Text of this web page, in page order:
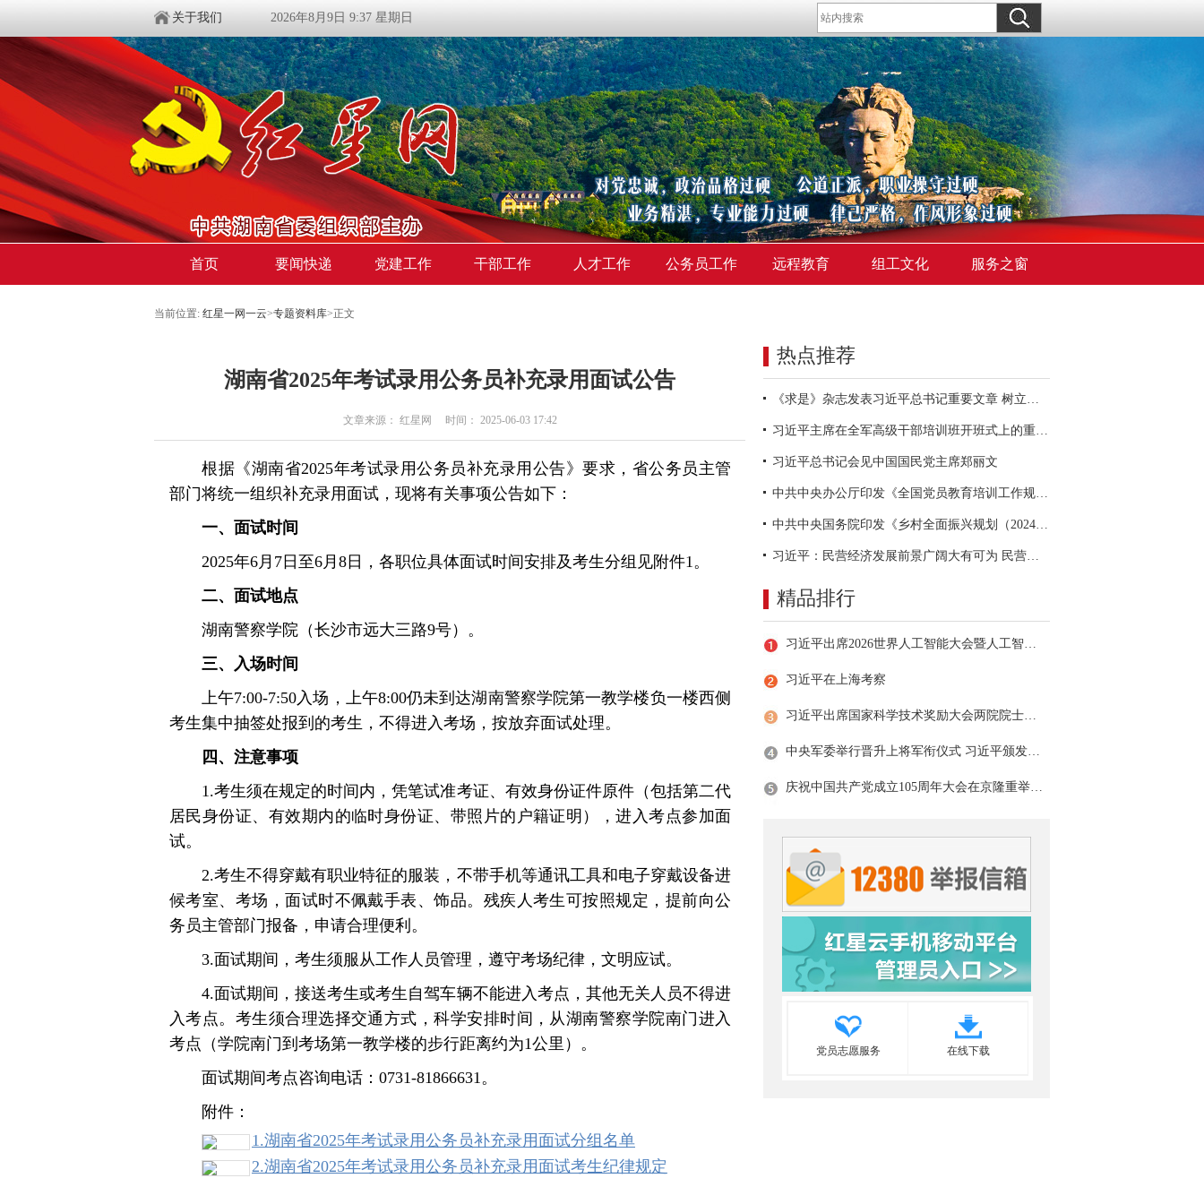
关于我们 2026年8月9日 9:37 星期日
首页 要闻快递 党建工作 干部工作 人才工作 公务员工作 远程教育 组工文化 服务之窗
当前位置: 红星一网一云>专题资料库>正文
湖南省2025年考试录用公务员补充录用面试公告
文章来源： 红星网 时间： 2025-06-03 17:42
根据《湖南省2025年考试录用公务员补充录用公告》要求，省公务员主管
部门将统一组织补充录用面试，现将有关事项公告如下：
一、面试时间
2025年6月7日至6月8日，各职位具体面试时间安排及考生分组见附件1。
二、面试地点
湖南警察学院（长沙市远大三路9号）。
三、入场时间
上午7:00-7:50入场，上午8:00仍未到达湖南警察学院第一教学楼负一楼西侧
考生集中抽签处报到的考生，不得进入考场，按放弃面试处理。
四、注意事项
1.考生须在规定的时间内，凭笔试准考证、有效身份证件原件（包括第二代
居民身份证、有效期内的临时身份证、带照片的户籍证明），进入考点参加面
试。
2.考生不得穿戴有职业特征的服装，不带手机等通讯工具和电子穿戴设备进
候考室、考场，面试时不佩戴手表、饰品。残疾人考生可按照规定，提前向公
务员主管部门报备，申请合理便利。
3.面试期间，考生须服从工作人员管理，遵守考场纪律，文明应试。
4.面试期间，接送考生或考生自驾车辆不能进入考点，其他无关人员不得进
入考点。考生须合理选择交通方式，科学安排时间，从湖南警察学院南门进入
考点（学院南门到考场第一教学楼的步行距离约为1公里）。
面试期间考点咨询电话：0731-81866631。
附件：
1.湖南省2025年考试录用公务员补充录用面试分组名单
2.湖南省2025年考试录用公务员补充录用面试考生纪律规定
热点推荐
《求是》杂志发表习近平总书记重要文章 树立和践行正确政绩观
习近平主席在全军高级干部培训班开班式上的重要讲话引领全军开展思想整风、深化政治整训
习近平总书记会见中国国民党主席郑丽文
中共中央办公厅印发《全国党员教育培训工作规划（2024－2028年）》
中共中央国务院印发《乡村全面振兴规划（2024—2027年）》
习近平：民营经济发展前景广阔大有可为 民营企业和民营企业家大显身手正当其时
精品排行
习近平出席2026世界人工智能大会暨人工智能全球治理高级别会议开幕式并发表主旨讲话
习近平在上海考察
习近平出席国家科学技术奖励大会两院院士大会中国科协第十一次全国代表大会并发表重要讲话
中央军委举行晋升上将军衔仪式 习近平颁发命令状并向晋衔的军官表示祝贺
庆祝中国共产党成立105周年大会在京隆重举行 习近平发表重要讲话
党员志愿服务 在线下载